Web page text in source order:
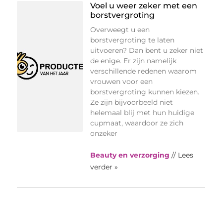
Voel u weer zeker met een
borstvergroting
Overweegt u een
borstvergroting te laten
uitvoeren? Dan bent u zeker niet
de enige. Er zijn namelijk
verschillende redenen waarom
vrouwen voor een
borstvergroting kunnen kiezen.
Ze zijn bijvoorbeeld niet
helemaal blij met hun huidige
cupmaat, waardoor ze zich
onzeker
Beauty en verzorging // Lees
verder »